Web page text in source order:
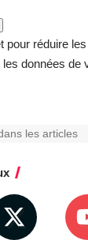
pour réduire
données de